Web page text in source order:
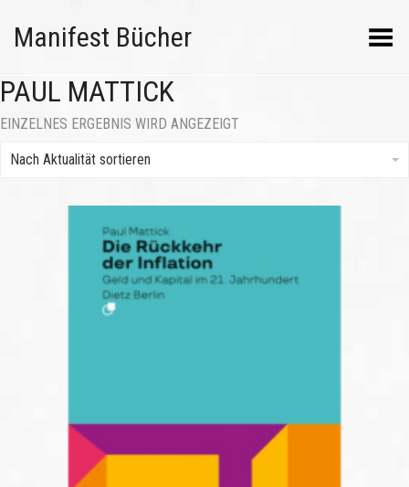
Manifest Bücher Menü umschalten
PAUL MATTICK
EINZELNES ERGEBNIS WIRD ANGEZEIGT
Nach Aktualität sortieren